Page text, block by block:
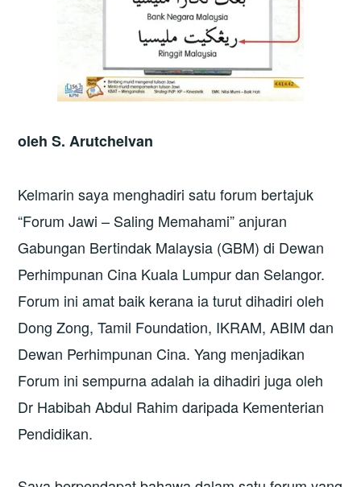
oleh S. Arutchelvan
Kelmarin saya menghadiri satu forum bertajuk
“Forum Jawi – Saling Memahami” anjuran
Gabungan Bertindak Malaysia (GBM) di Dewan
Perhimpunan Cina Kuala Lumpur dan Selangor.
Forum ini amat baik kerana ia turut dihadiri oleh
Dong Zong, Tamil Foundation, IKRAM, ABIM dan
Dewan Perhimpunan Cina. Yang menjadikan
Forum ini sempurna adalah ia dihadiri juga oleh
Dr Habibah Abdul Rahim daripada Kementerian
Pendidikan.